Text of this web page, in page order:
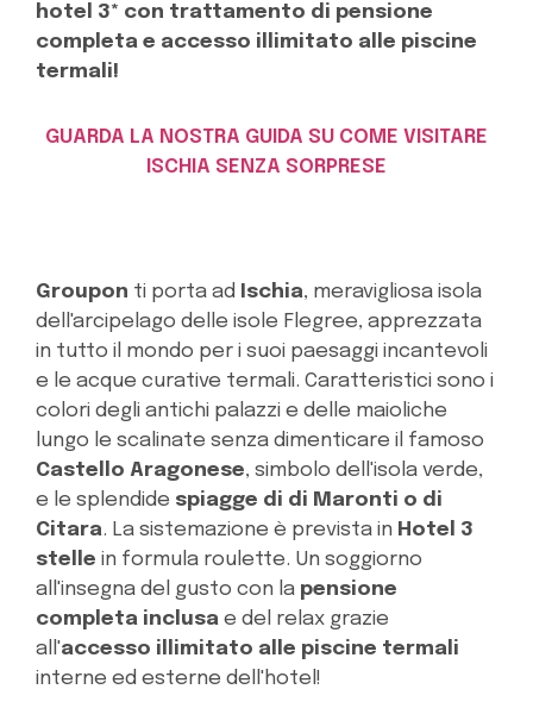
hotel 3* con trattamento di pensione
completa e accesso illimitato alle piscine
termali!
GUARDA LA NOSTRA GUIDA SU COME VISITARE
ISCHIA SENZA SORPRESE
Groupon ti porta ad Ischia, meravigliosa isola
dell'arcipelago delle isole Flegree, apprezzata
in tutto il mondo per i suoi paesaggi incantevoli
e le acque curative termali. Caratteristici sono i
colori degli antichi palazzi e delle maioliche
lungo le scalinate senza dimenticare il famoso
Castello Aragonese, simbolo dell'isola verde,
e le splendide spiagge di di Maronti o di
Citara. La sistemazione è prevista in Hotel 3
stelle in formula roulette. Un soggiorno
all'insegna del gusto con la pensione
completa inclusa e del relax grazie
all'accesso illimitato alle piscine termali
interne ed esterne dell'hotel!